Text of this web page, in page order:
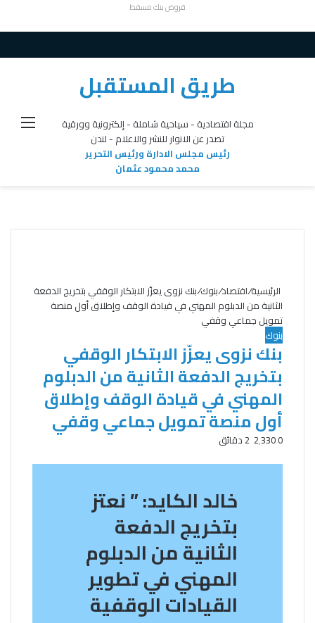
قروض بنك مسقط
طريق المستقبل
مجلة اقتصادية - سياحية شاملة - إلكترونية وورقية
تصدر عن الانوار للنشر والاعلام - لندن
رئيس مجلس الادارة ورئيس التحرير
محمد محمود عثمان
الرئيسية/اقتصاد/بنوك/بنك نزوى يعزّز الابتكار الوقفي بتخريج الدفعة
الثانية من الدبلوم المهني في قيادة الوقف وإطلاق أول منصة
تمويل جماعي وقفي
بنوك
بنك نزوى يعزّز الابتكار الوقفي
بتخريج الدفعة الثانية من الدبلوم
المهني في قيادة الوقف وإطلاق
أول منصة تمويل جماعي وقفي
0
خالد الكايد: ” نعتز
بتخريج الدفعة
الثانية من الدبلوم
المهني في تطوير
القيادات الوقفية